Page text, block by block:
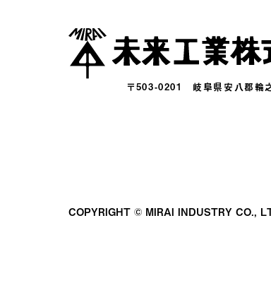
〒503-0201 岐阜県安八郡輪
COPYRIGHT © MIRAI INDUSTRY CO.,